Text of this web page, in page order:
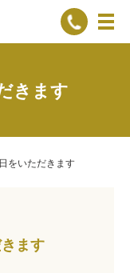
きます
をいただきます
ます